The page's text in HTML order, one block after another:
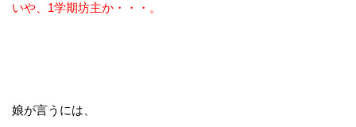
いや、1学期坊主か・・・。
娘が言うには、